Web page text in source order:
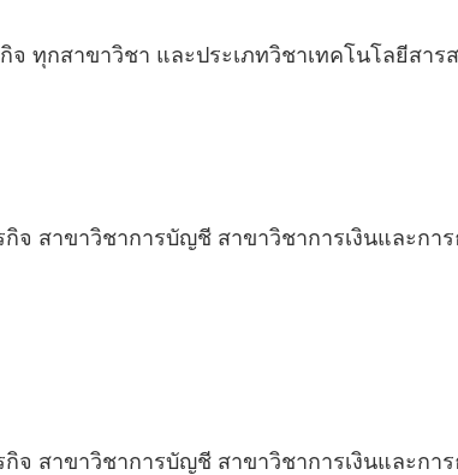
ทุกสาขาวิชา และประเภทวิชาเทคโนโลยีสาร
จ สาขาวิชาการบัญชี สาขาวิชาการเงินและกา
จ สาขาวิชาการบัญชี สาขาวิชาการเงินและกา